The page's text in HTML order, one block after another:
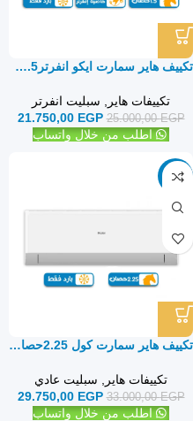
تكييف هاير سمارت ايكو انفرتر1.5 حصان بارد فقط – سبليت
تكييفات هاير سبليت انفرتر
25.000,00EGP
21.750,00 EGP
اطلب من خلال واتساب
-10%
تكييف هاير سمارت كول 2.25حصان بارد فقط – سبليت
تكييفات هاير سبليت عادي
33.000,00EGP
29.750,00 EGP
اطلب من خلال واتساب